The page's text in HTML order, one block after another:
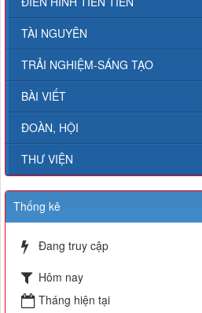
TÀI NGUYÊN
TRẢI NGHIỆM-SÁNG TẠO
BÀI VIẾT
ĐOÀN, HỘI
THƯ VIỆN
Thống kê
Đang truy cập
Hôm nay
Tháng hiện tại